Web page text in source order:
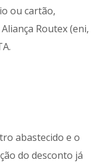
ou cartão,
Routex (eni,
abastecido e o
do desconto já